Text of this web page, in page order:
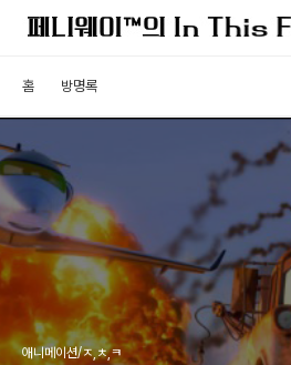
홈 방명록
애니메이션/ㅈ,ㅊ,ㅋ